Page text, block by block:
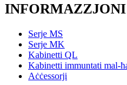
INFORMAZZJONI
Serje MS
Serje MK
Kabinetti QL
Kabinetti immuntati mal-
Aċċessorji